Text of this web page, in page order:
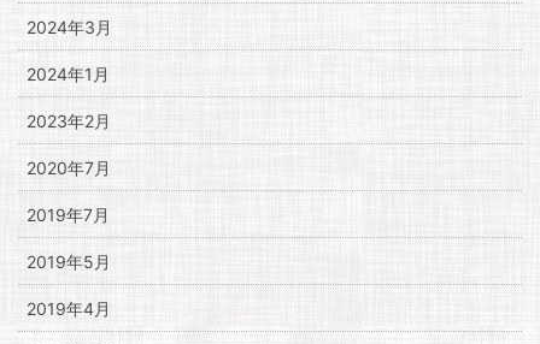
2024年3月
2024年1月
2023年2月
2020年7月
2019年7月
2019年5月
2019年4月